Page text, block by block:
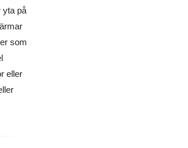
yta på
som
eller